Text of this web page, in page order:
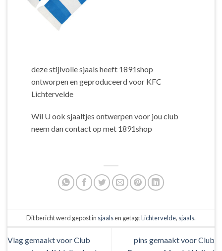
deze stijlvolle sjaals heeft 1891shop
ontworpen en geproduceerd voor KFC
Lichtervelde
Wil U ook sjaaltjes ontwerpen voor jou club
neem dan contact op met 1891shop
Dit bericht werd gepost in sjaalsen getagtLichtervelde, sjaals.
Vlag gemaakt voor Club
pins gemaakt voor Club